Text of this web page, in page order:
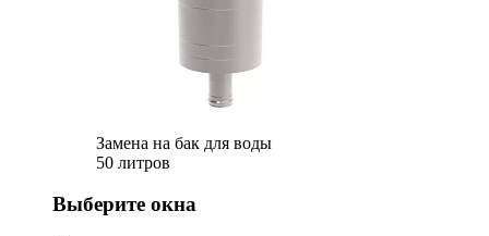
Замена на бак для воды
50 литров
Выберите окна